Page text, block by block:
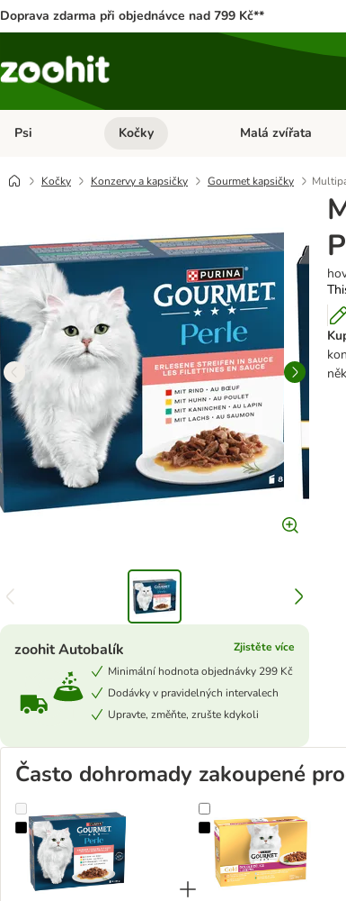
Doprava zdarma při objednávce nad 799 Kč**
Psi Otevřít menu: Psi
Kočky Otevřít menu: Kočky
Malá zvířata
Kočky Konzervy a kapsičky Gourmet kapsičky
zoohit Autobalík
Zjistěte více
Minimální hodnota objednávky 299 Kč
Dodávky v pravidelných intervalech
Upravte, změňte, zrušte kdykoli
Často dohromady zakoupené
Multipack Gourmet Perle kapsičky 16 x 85 g
Megapack Gourmet